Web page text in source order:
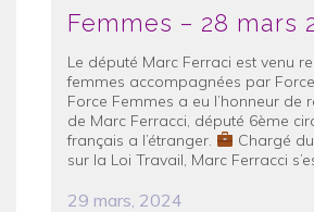
Femmes – 28 mars
Le député Marc Ferraci est venu
femmes accompagnées par
Force Femmes a eu l’honneur de
de Marc Ferracci, député 6ème
français a l’étranger.
Chargé
sur la Loi Travail, Marc Ferracci
29 mars, 2024